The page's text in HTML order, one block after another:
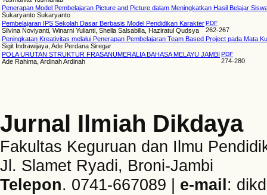
Penerapan Model Pembelajaran Picture and Picture dalam Meningkatkan Hasil Belajar
Sukaryanto Sukaryanto
Pembelajaran IPS Sekolah Dasar Berbasis Model Pendidikan Karakter
Silvina Noviyanti, Winarni Yulianti, Shella Salsabilla, Haziratul Qudsya
PDF
262-267
Peningkatan Kreativitas melalui Penerapan Pembelajaran Team Based Project pada Mata
Sigit Indrawijaya, Ade Perdana Siregar
POLA URUTAN STRUKTUR FRASANUMERALIA BAHASA MELAYU JAMBI
Ade Rahima, Ardinah Ardinah
PDF
274-280
Jurnal Ilmiah Dikdaya
Fakultas Keguruan dan Ilmu
Jl. Slamet Ryadi, Broni-Jambi
Telepon. 0741-667089 | e-mail: